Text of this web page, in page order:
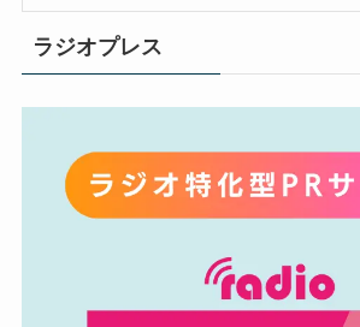
ラジオプレス